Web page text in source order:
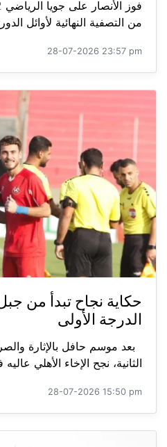
من التصفية النهائية لأوائل
28-07-2026 23:57 pm
حكاية نجاح تبدأ من
الدرجة الأولى
بعد موسم حافل بالإثارة
الثانية، نجح الإخاء الأهلي
28-07-2026 15:50 pm